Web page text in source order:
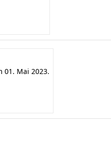
01. Mai 2023.